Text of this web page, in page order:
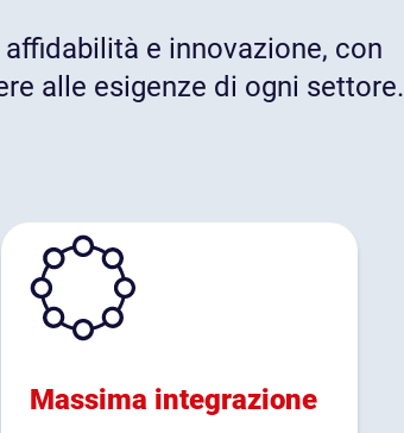
e innovazione, con
alle esigenze di ogni settore.
Massima integrazione